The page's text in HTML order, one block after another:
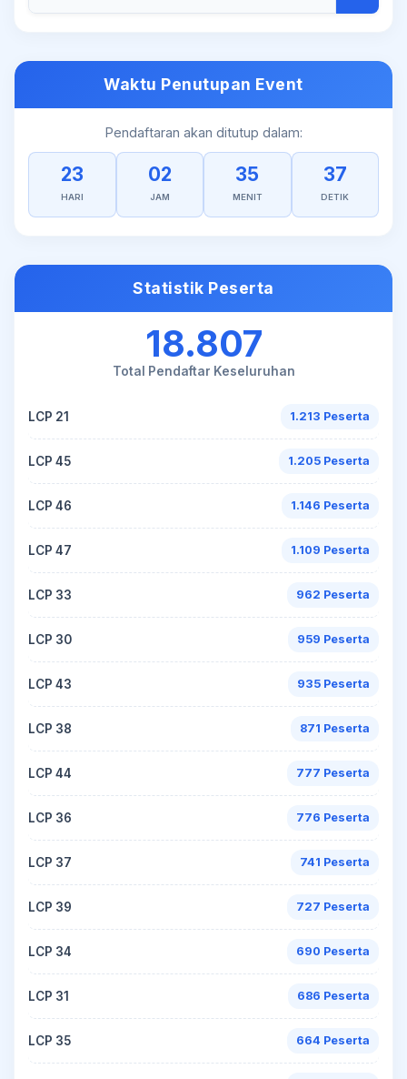
Waktu Penutupan Event
Pendaftaran akan ditutup dalam:
23
HARI
02
JAM
35
MENIT
36
DETIK
Statistik Peserta
18.807
Total Pendaftar Keseluruhan
LCP 21 1.213 Peserta
LCP 45 1.205 Peserta
LCP 46 1.146 Peserta
LCP 47 1.109 Peserta
LCP 33 962 Peserta
LCP 30 959 Peserta
LCP 43 935 Peserta
LCP 38 871 Peserta
LCP 44 777 Peserta
LCP 36 776 Peserta
LCP 37 741 Peserta
LCP 39 727 Peserta
LCP 34 690 Peserta
LCP 31 686 Peserta
LCP 35 664 Peserta